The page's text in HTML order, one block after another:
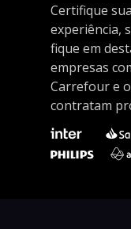
Certifique
experiência,
fique em
empresas
Carrefour e
contratam